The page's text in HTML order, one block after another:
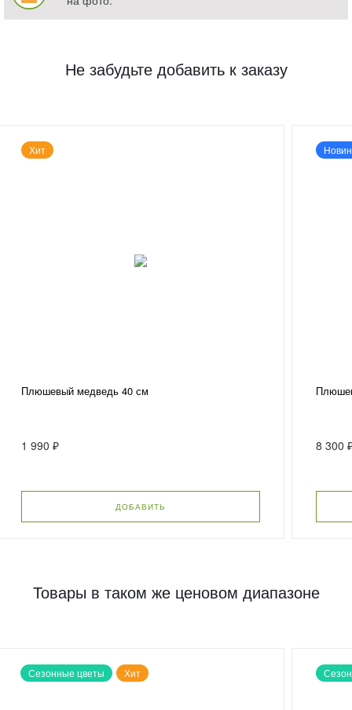
Не забудьте добавить к заказу
Хит
Плюшевый медведь 40 см
1 990 ₽
ДОБАВИТЬ
8 300
Товары в таком же ценовом диапазоне
Сезонные цветы Хит